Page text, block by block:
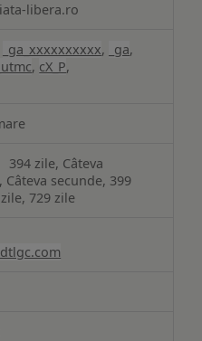
libera.ro
_ga_xxxxxxxxxx, _ga,
, cX_P,
394 zile, Câteva
secunde, 399
729 zile